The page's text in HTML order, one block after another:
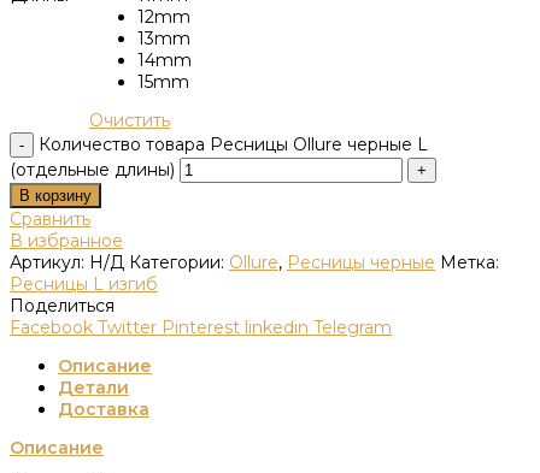
12mm
13mm
14mm
15mm
Очистить
Количество товара Ресницы Ollure черные L
(отдельные длины)
В корзину
Сравнить
В избранное
Артикул: Н/Д Категории: Ollure, Ресницы черные Метка:
Ресницы L изгиб
Поделиться
Facebook Twitter Pinterest linkedin Telegram
Описание
Детали
Доставка
Описание